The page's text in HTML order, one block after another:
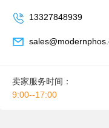
13327848939
卖家服务时间：
9:00--17:00